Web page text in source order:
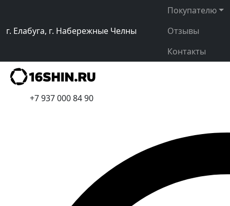
г. Елабуга, г. Набережные Челны
Покупателю
Отзывы
Контакты
+7 937 000 84 90